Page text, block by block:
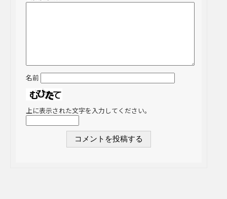
名前
上に表示された文字を入力してください。